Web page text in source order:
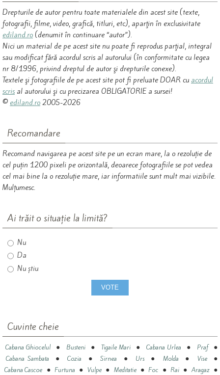
Drepturile de autor pentru toate materialele din acest site (texte,
fotografii, filme, video, grafică, titluri, etc), aparţin în exclusivitate
ediland.ro (denumit în continuare “autor”).
Nici un material de pe acest site nu poate fi reprodus parţial, integral
sau modificat fără acordul scris al autorului (în conformitate cu legea
nr 8/1996, privind dreptul de autor şi drepturile conexe).
Textele şi fotografiile de pe acest site pot fi preluate DOAR cu acordul
scris al autorului şi cu precizarea OBLIGATORIE a sursei!
© ediland.ro 2005-2026
Recomandare
Recomand navigarea pe acest site pe un ecran mare, la o rezoluție de
cel puțin 1200 pixeli pe orizontală, deoarece fotografiile se pot vedea
cel mai bine la o rezoluție mare, iar informatiile sunt mult mai vizibile.
Mulțumesc.
Ai trăit o situație la limită?
Nu
Da
Nu știu
Cuvinte cheie
Cabana Ghiocelul ● Busteni● Tigaile Mari ● Cabana Urlea ● Praf●
Cabana Sambata ●Cozia ●Sirnea ● Urs● Molda ● Vise●
Cabana Cascoe ● Furtuna ● Vulpe● Meditatie● Foc ● Rai ●Aragaz●